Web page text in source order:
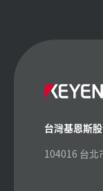
台灣基恩斯
104016 台